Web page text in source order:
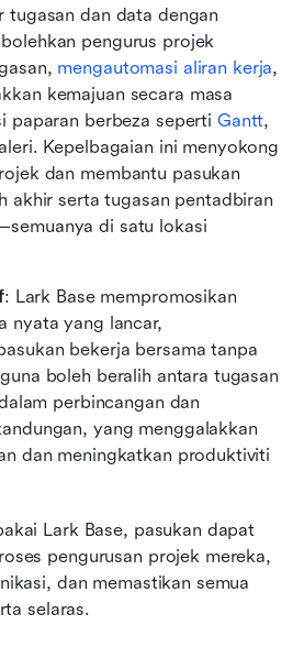
tugasan dan data dengan
pengurus projek
mengautomasi aliran kerja,
kemajuan secara masa
paparan berbeza seperti Gantt
Kepelbagaian ini menyokong
dan membantu pasukan
akhir serta tugasan pentadbiran
di satu lokasi
: Lark Base mempromosikan
nyata yang lancar,
bekerja bersama tanpa
boleh beralih antara tugasan
perbincangan dan
yang menggalakkan
dan meningkatkan produktiviti
Lark Base, pasukan dapat
pengurusan projek mereka,
dan memastikan semua
selaras.